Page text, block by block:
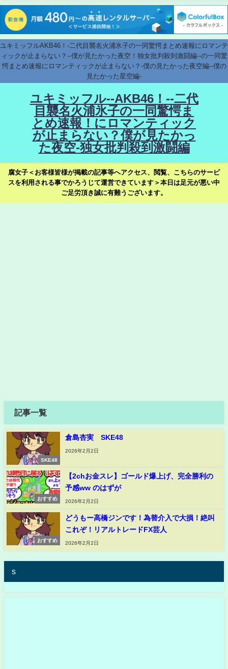
ユキミッフルAKB46！-二代目襲名火浦氷子の一同驚愕まとめ速報にロマンテ
ィックが止まらない？--僕が見たかった夜空！独女批判殺到激闘編--の一同驚
愕まとめ速報にロマンティックが止まらない？-僕の見たかった夜空編--僕の
見たかった星空編-
ユキミッフル--AKB46！--二代
目襲名火浦氷子の一同驚愕ま
とめ速報！にロマンティック
が止まらない？僕が見たかっ
た夜空-独女批判殺到激闘編
腐女子＜お客様皆様が掲載の記事等へアクセス、閲覧、こちらのサービ
スを利用される事でかろうじて運営できています＞本日は足元が悪い中
ご足労頂き誠に有難うございます。
記事一覧
SKE48
倉島杏実 SKE48
2026年2月2日
おすすめ
【2chお金スレ】ゴールド爆上げ、完全勝利の
予感ww のはずが
2026年2月2日
おすすめ
どうもー高橋ジンです！為替介入で大損！絶叫
これぞ！リアルトレードFX芸人
2026年2月2日
s